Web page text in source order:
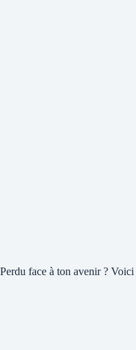
Perdu face à ton avenir ?